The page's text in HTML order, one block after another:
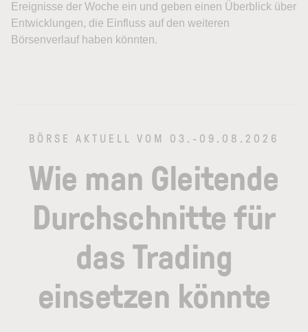
Ereignisse der Woche ein und geben einen Überblick über
Entwicklungen, die Einfluss auf den weiteren
Börsenverlauf haben könnten.
BÖRSE AKTUELL VOM 03.-09.08.2026
Wie man Gleitende
Durchschnitte für
das Trading
einsetzen könnte